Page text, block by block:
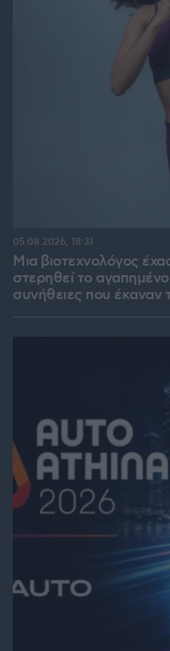
Μια βιοτεχνολόγος
στερηθεί το
συνήθειες που έκαναν
05.08.2026, 18:31